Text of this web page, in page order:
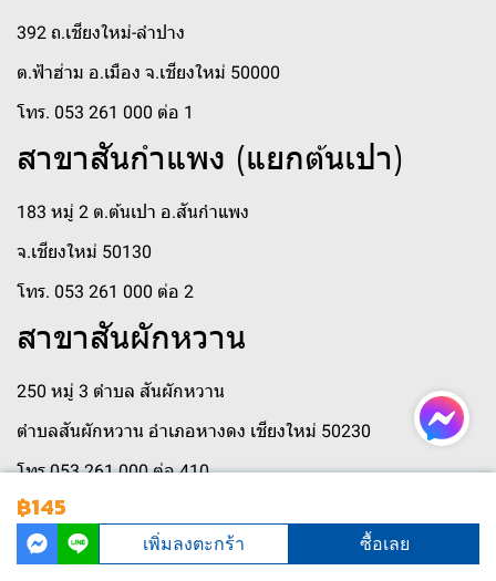
฿145
เพิ่มลงตะกร้า ซื้อเลย
392 ถ.เชียงใหม่-ลำปาง
ต.ฟ้าฮ่าม อ.เมือง จ.เชียงใหม่ 50000
โทร. 053 261 000 ต่อ 1
สาขาสันกำแพง (แยกต้นเปา)
183 หมู่ 2 ต.ต้นเปา อ.สันกำแพง
จ.เชียงใหม่ 50130
โทร. 053 261 000 ต่อ 2
สาขาสันผักหวาน
250 หมู่ 3 ตำบล สันผักหวาน
ตำบลสันผักหวาน อำเภอหางดง เชียงใหม่ 50230
โทร 053 261 000 ต่อ 410